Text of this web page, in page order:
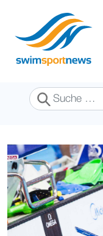
Suchen